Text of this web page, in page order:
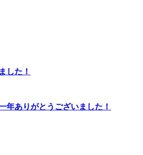
した！
ありがとうございました！